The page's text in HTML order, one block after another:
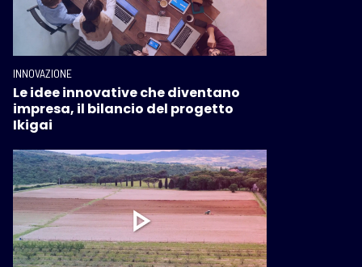
INNOVAZIONE
Le idee innovative che diventano
impresa, il bilancio del progetto
Ikigai